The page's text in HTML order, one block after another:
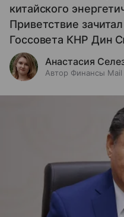
китайского
Приветствие
Госсовета КНР Дин
Анастасия
Автор Финансы Mail